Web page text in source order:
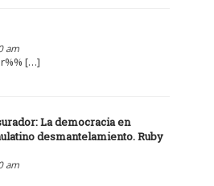
am
[…]
La democracia en
desmantelamiento. Ruby
am